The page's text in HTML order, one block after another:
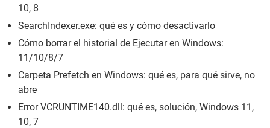
10, 8
SearchIndexer.exe: qué es y cómo desactivarlo
Cómo borrar el historial de Ejecutar en Windows:
11/10/8/7
Carpeta Prefetch en Windows: qué es, para qué sirve, no
abre
Error VCRUNTIME140.dll: qué es, solución, Windows 11,
10, 7